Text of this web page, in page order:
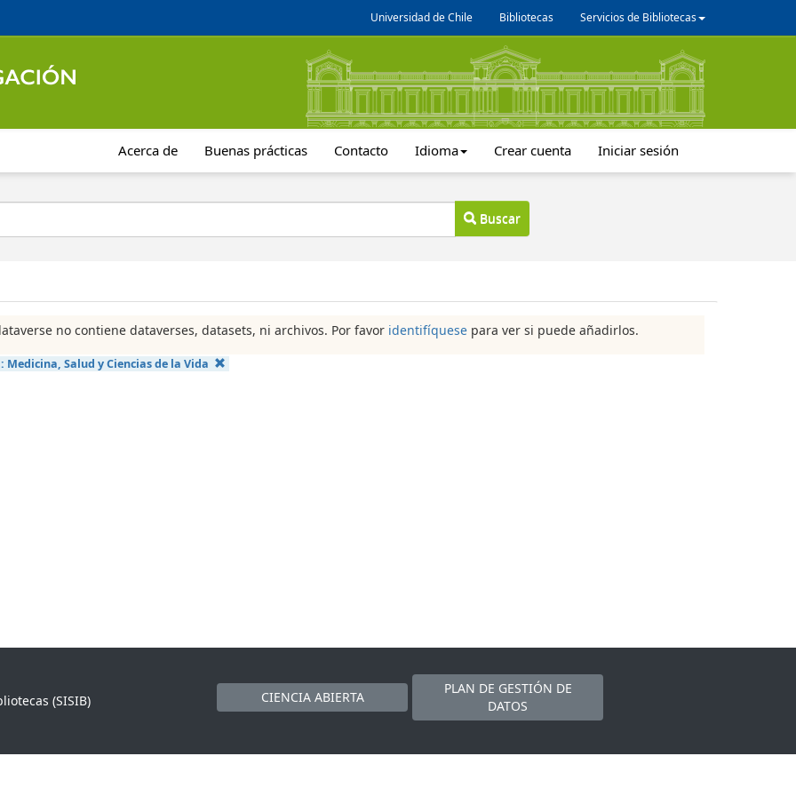
Universidad de Chile Bibliotecas Servicios de Bibliotecas
Acerca de Buenas prácticas Contacto Idioma Crear cuenta Iniciar sesión
Buscar
no contiene dataverses, datasets, ni archivos. Por favor identifíquese para ver si puede añadirlos.
Medicina, Salud y Ciencias de la Vida
(SISIB)
CIENCIA ABIERTA
PLAN DE GESTIÓN DE
DATOS